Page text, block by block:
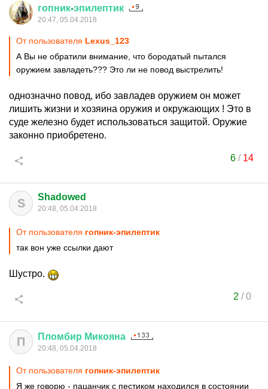
гопник-эпилептик
20:47, 05.04.2018
От пользователя Lexus_123
А Вы не обратили внимание, что бородатый пытался
оружием завладеть??? Это ли не повод выстрелить!
однозначно повод, ибо завладев оружием он может
лишить жизни и хозяина оружия и окружающих ! Это в
суде железно будет использоваться защитой. Оружие
законно приобретено.
6 / 14
S Shadowed
20:48, 05.04.2018
От пользователя гопник-эпилептик
так вон уже ссылки дают
Шустро.
2 /0
П Пломбир Микояна
20:48, 05.04.2018
От пользователя гопник-эпилептик
Я же говорю - пацанчик с пестиком находился в состоянии